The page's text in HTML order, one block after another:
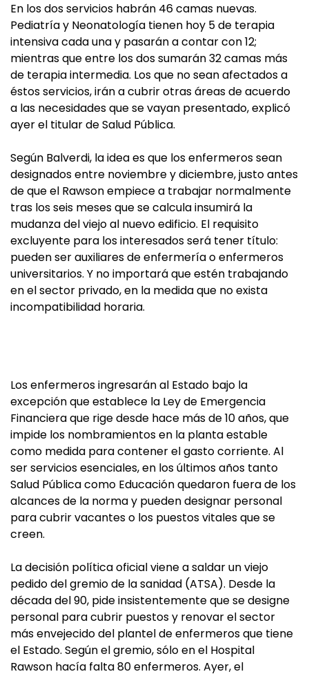
En los dos servicios habrán 46 camas nuevas.
Pediatría y Neonatología tienen hoy 5 de terapia
intensiva cada una y pasarán a contar con 12;
mientras que entre los dos sumarán 32 camas más
de terapia intermedia. Los que no sean afectados a
éstos servicios, irán a cubrir otras áreas de acuerdo
a las necesidades que se vayan presentado, explicó
ayer el titular de Salud Pública.
Según Balverdi, la idea es que los enfermeros sean
designados entre noviembre y diciembre, justo antes
de que el Rawson empiece a trabajar normalmente
tras los seis meses que se calcula insumirá la
mudanza del viejo al nuevo edificio. El requisito
excluyente para los interesados será tener título:
pueden ser auxiliares de enfermería o enfermeros
universitarios. Y no importará que estén trabajando
en el sector privado, en la medida que no exista
incompatibilidad horaria.
Los enfermeros ingresarán al Estado bajo la
excepción que establece la Ley de Emergencia
Financiera que rige desde hace más de 10 años, que
impide los nombramientos en la planta estable
como medida para contener el gasto corriente. Al
ser servicios esenciales, en los últimos años tanto
Salud Pública como Educación quedaron fuera de los
alcances de la norma y pueden designar personal
para cubrir vacantes o los puestos vitales que se
creen.
La decisión política oficial viene a saldar un viejo
pedido del gremio de la sanidad (ATSA). Desde la
década del 90, pide insistentemente que se designe
personal para cubrir puestos y renovar el sector
más envejecido del plantel de enfermeros que tiene
el Estado. Según el gremio, sólo en el Hospital
Rawson hacía falta 80 enfermeros. Ayer, el